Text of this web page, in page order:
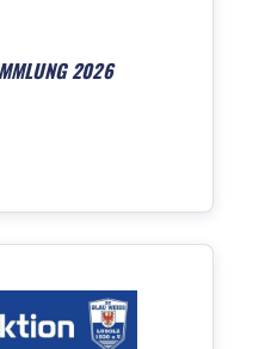
2026